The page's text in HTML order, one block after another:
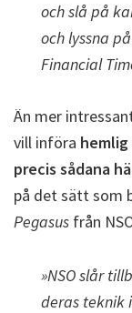
och slå på
och lyssna
Financial
Än mer
vill införa
precis sådana
på det sätt som
Pegasus från
»NSO slår
deras teknik